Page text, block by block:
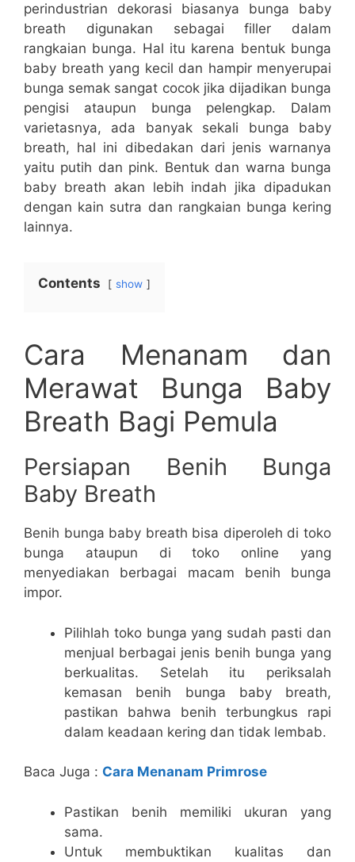
perindustrian dekorasi biasanya bunga baby
breath digunakan sebagai filler dalam
rangkaian bunga. Hal itu karena bentuk bunga
baby breath yang kecil dan hampir menyerupai
bunga semak sangat cocok jika dijadikan bunga
pengisi ataupun bunga pelengkap. Dalam
varietasnya, ada banyak sekali bunga baby
breath, hal ini dibedakan dari jenis warnanya
yaitu putih dan pink. Bentuk dan warna bunga
baby breath akan lebih indah jika dipadukan
dengan kain sutra dan rangkaian bunga kering
lainnya.
Contents show
Cara Menanam dan
Merawat Bunga Baby
Breath Bagi Pemula
Persiapan Benih Bunga
Baby Breath
Benih bunga baby breath bisa diperoleh di toko
bunga ataupun di toko online yang
menyediakan berbagai macam benih bunga
impor.
Pilihlah toko bunga yang sudah pasti dan
menjual berbagai jenis benih bunga yang
berkualitas. Setelah itu periksalah
kemasan benih bunga baby breath,
pastikan bahwa benih terbungkus rapi
dalam keadaan kering dan tidak lembab.
Baca Juga : Cara Menanam Primrose
Pastikan benih memiliki ukuran yang
sama.
Untuk membuktikan kualitas dan